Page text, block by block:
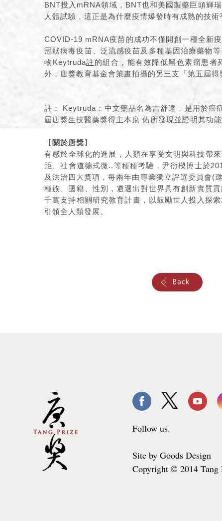
BNT投入mRNA領域，BNT也和美國製藥巨頭輝
人體試驗，這正是為什麼疫情爆發時有成熟的技術
COVID-19 mRNA疫苗的成功不僅開創一種全新
冠狀病毒疫苗、泛流感疫苗及多種基因治療藥物
物Keytruda註 的組合，能有效降低黑色素瘤患者
外，唐獎教育基金會策畫拍攝的另三支「第五屆
註： Keytruda：中文藥品名為吉舒達，是用於癌
屆唐獎生技醫藥獎得主本庶 佑所發現並證明其功能
【 關於唐獎】
有感於全球化的進展，人類在享受文明與科技帶
距、社會道德式微..等種種考驗，尹衍樑博士於
及法治四大獎項，每兩年由專業獨立評選委員會(
種族、國籍、性別，遴選出對世界具有創新實質
千萬支持相關研究教育計畫，以鼓勵世人投入探
引領全人類發展。
Follow us.
Site by Goods Design
Copyright © 2014